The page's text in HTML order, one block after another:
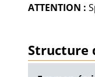
ATTENTION :
Structure